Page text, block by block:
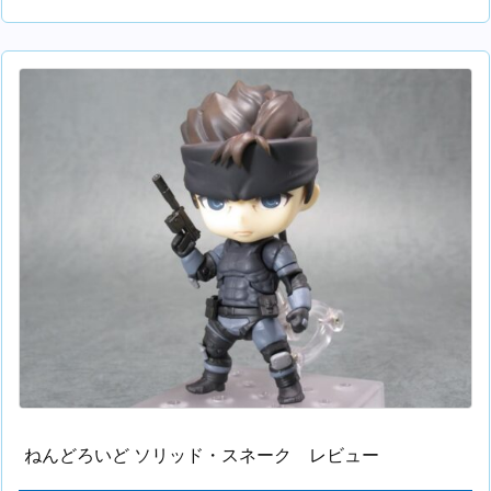
ねんどろいど ソリッド・スネーク レビュー